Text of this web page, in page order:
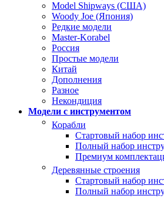
Model Shipways (США)
Woody Joe (Япония)
Редкие модели
Master-Korabel
Россия
Простые модели
Китай
Дополнения
Разное
Некондиция
Модели с инструментом
Корабли
Стартовый набор
Полный набор
Премиум
Деревянные строения
Стартовый набор
Полный набор